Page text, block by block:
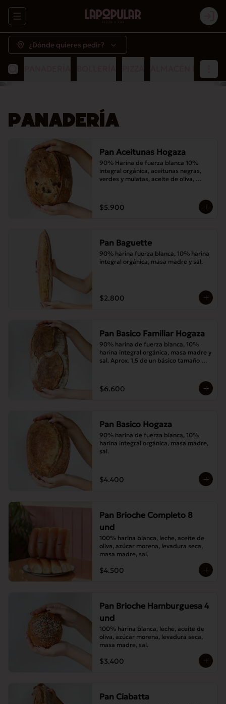
Abrir menu de navegación
¿Dónde quieres pedir?
PANADERÍA
Pan Aceitunas Hogaza
90% Harina de fuerza blanca 10%
integral orgánica, aceitunas negras,
verdes y mulatas, aceite de oliva,
$5.900
Pan Baguette
90% harina fuerza blanca, 10% harina
integral orgánica, masa madre y sal.
$2.800
Pan Basico Familiar Hogaza
90% harina de fuerza blanca, 10%
harina integral orgánica, masa madre y
sal. Aprox. 1,5 de un básico tamaño
$6.600
Pan Basico Hogaza
90% harina de fuerza blanca, 10%
harina integral orgánica, masa madre,
sal.
$4.400
Pan Brioche Completo 8
und
100% harina blanca, leche, aceite de
oliva, azúcar morena, levadura seca,
masa madre, sal.
$4.500
Pan Brioche Hamburguesa 4
und
100% harina blanca, leche, aceite de
oliva, azúcar morena, levadura seca,
masa madre, sal.
$3.400
Pan Ciabatta